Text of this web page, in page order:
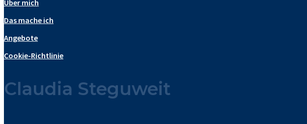
Über mich
Das mache ich
Angebote
Cookie-Richtlinie
Claudia Steguweit